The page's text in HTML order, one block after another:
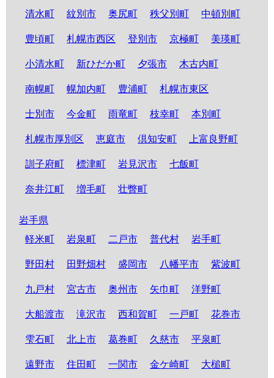
清水町 紋別市 奥尻町 秩父別町 中頓別町
豊頃町 札幌市西区 登別市 京極町 美瑛町
小清水町 新ひだか町 夕張市 木古内町
南幌町 幌加内町 豊浦町 札幌市東区
士別市 今金町 雨竜町 枝幸町 本別町
札幌市厚別区 恵庭市 倶知安町 上富良野町
訓子府町 標津町 岩見沢市 七飯町
奈井江町 増毛町 壮瞥町
岩手県
軽米町
岩泉町 二戸市 普代村 岩手町
野田村 田野畑村 盛岡市 八幡平市 紫波町
九戸村 宮古市 奥州市 矢巾町 洋野町
大船渡市 滝沢市 西和賀町 一戸町 花巻市
雫石町 北上市 葛巻町 久慈市 平泉町
遠野市 住田町 一関市 金ケ崎町 大槌町